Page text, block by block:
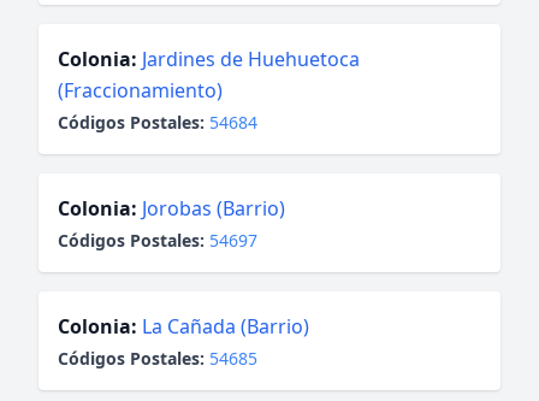
Colonia: Jardines de Huehuetoca
(Fraccionamiento)
Códigos Postales: 54684
Colonia: Jorobas (Barrio)
Códigos Postales: 54697
Colonia: La Cañada (Barrio)
Códigos Postales: 54685